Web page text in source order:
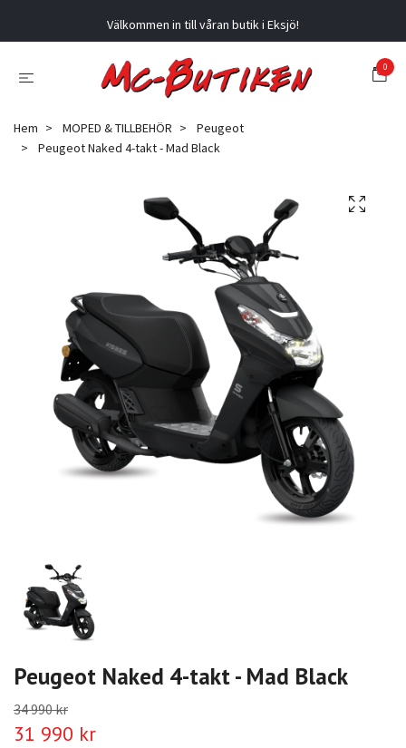
Välkommen in till våran butik i Eksjö!
0
Hem MOPED & TILLBEHÖR
Peugeot
Peugeot Naked 4-takt - Mad Black
Peugeot Naked 4-takt - Mad Black
34 990 kr
31 990 kr